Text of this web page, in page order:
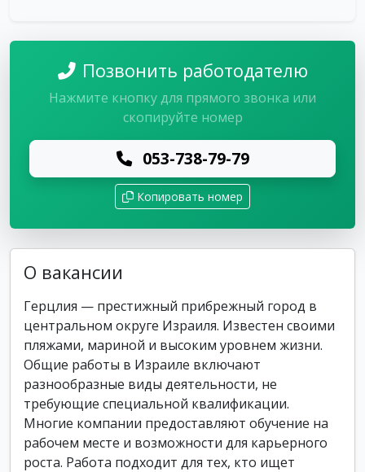
Позвонить работодателю
Нажмите кнопку для прямого звонка или
скопируйте номер
053-738-79-79
Копировать номер
О вакансии
Герцлия — престижный прибрежный город в
центральном округе Израиля. Известен своими
пляжами, мариной и высоким уровнем жизни.
Общие работы в Израиле включают
разнообразные виды деятельности, не
требующие специальной квалификации.
Многие компании предоставляют обучение на
рабочем месте и возможности для карьерного
роста. Работа подходит для тех, кто ищет